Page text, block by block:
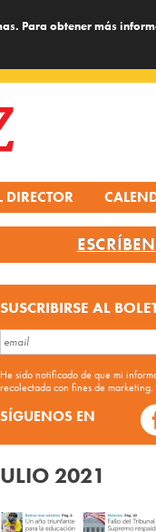
Para obtener más
DIRECTOR
SUSCRIBIRSE AL
He sido notificado de que mi
recolectada con fines de marketing.
SÍGUENOS EN
2021